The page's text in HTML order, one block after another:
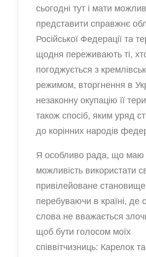
сьогодні тут і мати
представити справжнє
Російської Федерації та
щодня переживають ті,
погоджується з
режимом, вторгнення в
незаконну окупацію її
також спосіб, яким уряд
до корінних народів
Я особливо рада, що маю
можливість використати
привілейоване
перебуваючи в країні, де
слова не вважається
щоб бути голосом моїх
співвітчизниць: Карелок